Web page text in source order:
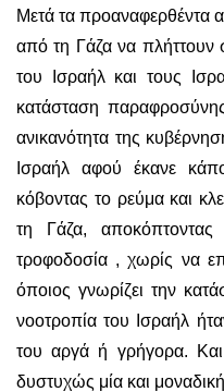
Μετά τα προαναφερθέντα
από τη Γάζα να πλήττουν
του Ισραήλ και τους
κατάσταση
ανικανότητα της
Ισραήλ αφού έκανε
κόβοντας το ρεύμα και
τη Γάζα,
τροφοδοσία , χωρίς να
όποιος γνωρίζει την
νοοτροπία του Ισραήλ
του αργά ή γρήγορα. Και
δυστυχώς μία και